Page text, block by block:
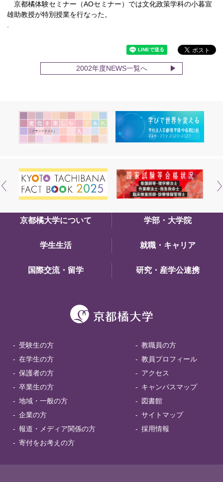
京都橘体験セミナー（AOセミナー）では文化政策学科の小暮宣
雄助教授が特別授業を行なった。
2002年度NEWS一覧へ
京都橘大学について 学部・大学院
学生生活 就職・キャリア
国際交流・留学 研究・産学公連携
受験生の方
在学生の方
保護者の方
卒業生の方
地域・一般の方
企業の方
報道・メディア関係の方
寄付をお考えの方
教職員の方
教員プロフィール
アクセス
キャンパスマップ
図書館
サイトマップ
採用情報